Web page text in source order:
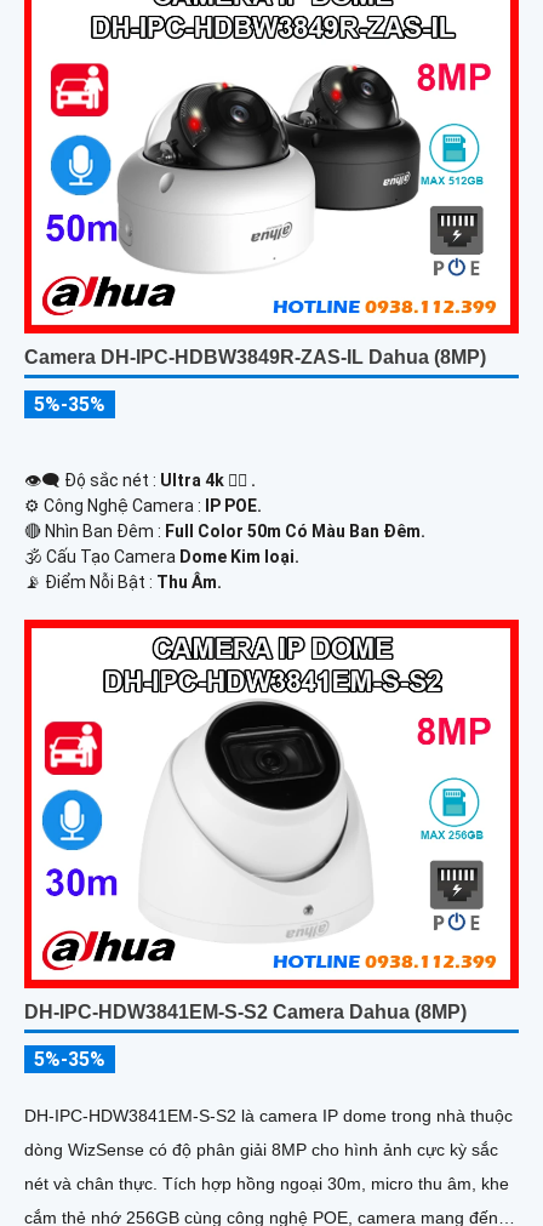
Camera DH-IPC-HDBW3849R-ZAS-IL Dahua (8MP)
5%-35%
👁️‍🗨 Độ sắc nét : Ultra 4k 👍🏾 .
⚙ Công Nghệ Camera :
IP POE.
🔴 Nhìn Ban Đêm : Full Color 50m Có Màu Ban Ðêm.
🕉️ Cấu Tạo Camera Dome Kim loại.
️📡 Điểm Nỗi Bật : Thu Âm.
DH-IPC-HDW3841EM-S-S2 Camera Dahua (8MP)
5%-35%
DH-IPC-HDW3841EM-S-S2 là camera IP dome trong nhà thuộc
dòng WizSense có độ phân giải 8MP cho hình ảnh cực kỳ sắc
nét và chân thực. Tích hợp hồng ngoại 30m, micro thu âm, khe
cắm thẻ nhớ 256GB cùng công nghệ POE, camera mang đến